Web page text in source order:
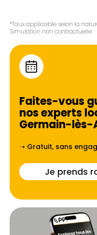
*Taux applicable selon la
Simulation non contractuelle
Faites-vous
nos experts
Germain-lès-
➝ Gratuit, sans
Je prends